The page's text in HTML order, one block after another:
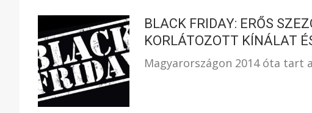
BLACK FRIDAY: ERŐS
KORLÁTOZOTT KÍNÁLAT
Magyarországon 2014 óta tart